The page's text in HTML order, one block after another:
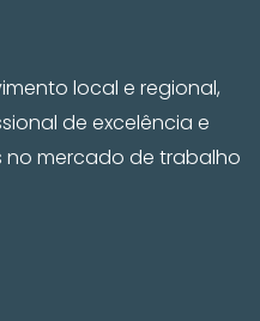
local e regional,
de excelência e
no mercado de trabalho